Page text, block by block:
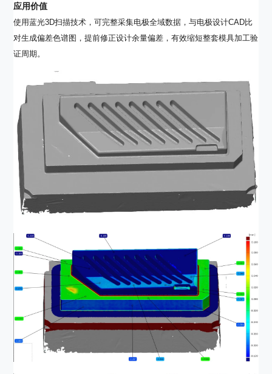
应用价值
使用蓝光3D扫描技术，可完整采集电极全域数据，与电极设计CAD比
对生成偏差色谱图，提前修正设计余量偏差，有效缩短整套模具加工验
证周期。